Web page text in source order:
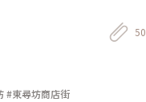
50
#東尋坊商店街